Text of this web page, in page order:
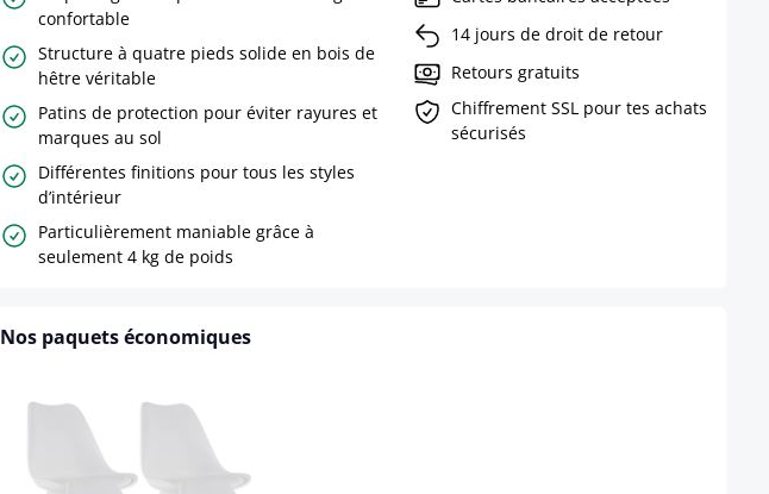
confortable
Structure à quatre pieds solide en bois de
hêtre véritable
Patins de protection pour éviter rayures et
marques au sol
Différentes finitions pour tous les styles
d’intérieur
Particulièrement maniable grâce à
seulement 4 kg de poids
14 jours de droit de retour
Retours gratuits
Chiffrement SSL pour tes achats
sécurisés
Nos paquets économiques